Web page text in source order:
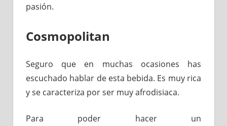
pasión.
Cosmopolitan
Seguro que en muchas ocasiones has
escuchado hablar de esta bebida. Es muy rica
y se caracteriza por ser muy afrodisiaca.
Para poder hacer un